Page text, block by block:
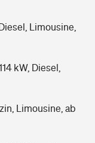
Limousine,
kW, Diesel,
Limousine, ab